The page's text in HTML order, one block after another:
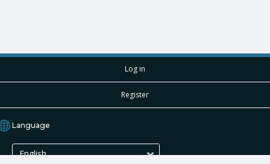
Log in
Register
Language
English